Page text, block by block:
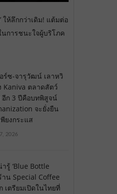
ให้ลึกกว่าเดิม! แต้มต่อ
การชนะใจผู้บริโภค
ร์ซ-จารุวัฒน์ เลาหวิ
Kaniva ตลาดสัตว์
อีก 3 ปีคือบทพิสูจน์
จะยั่งยืน
ยงกระแส
2026
ารู้ ‘Blue Bottle
าน Special Coffee
เตรียมเปิดในไทยที่